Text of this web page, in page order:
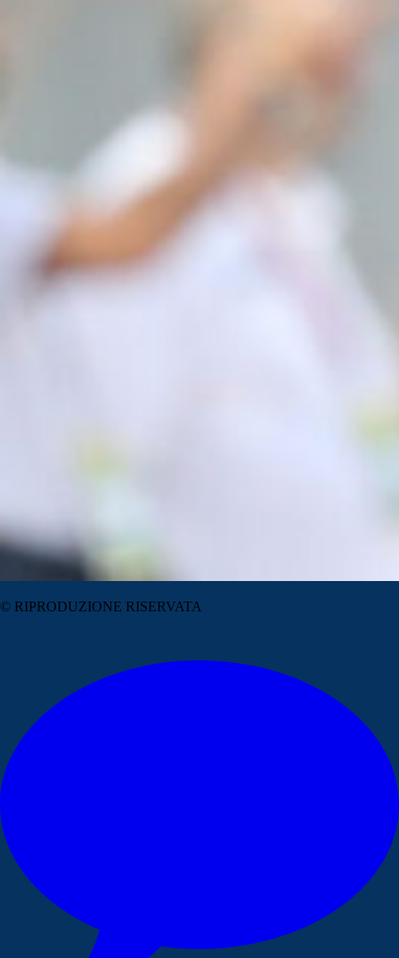
© RIPRODUZIONE RISERVATA